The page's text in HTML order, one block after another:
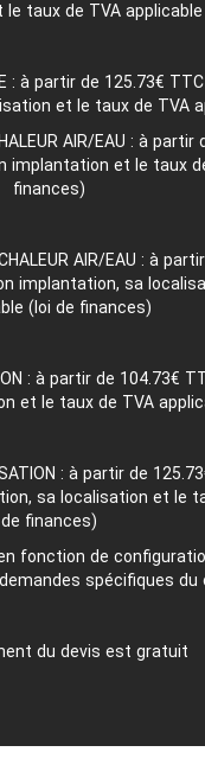
taux de TVA
: à partir de 125.73€
et le taux de TVA
AIR/EAU : à
et le taux
finances)
AIR/EAU : à
implantation, sa
(loi de finances)
: à partir de 104.73€
et le taux de TVA
: à partir de
sa localisation et le
de finances)
fonction de
spécifiques du
du devis est gratuit